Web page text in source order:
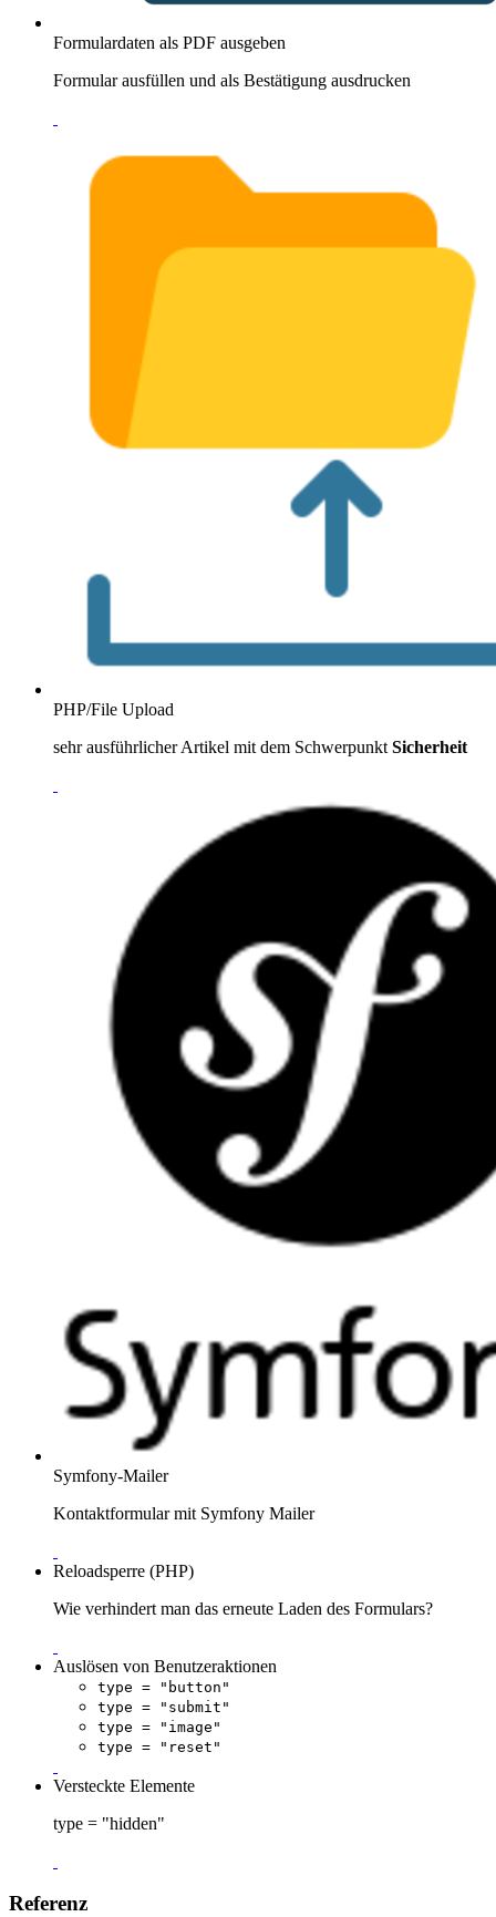
Formulardaten als PDF ausgeben
Formular ausfüllen und als Bestätigung ausdrucken
PHP/File Upload
sehr ausführlicher Artikel mit dem Schwerpunkt Sicherheit
Symfony-Mailer
Kontaktformular mit Symfony Mailer
Reloadsperre (PHP)
Wie verhindert man das erneute Laden des Formulars?
Auslösen von Benutzeraktionen
type = "button"
type = "submit"
type = "image"
type = "reset"
Versteckte Elemente
type = "hidden"
Referenz